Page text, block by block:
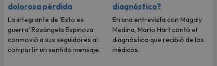
dolorosa pérdida
La integrante de 'Esto es
guerra' Rosángela Espinoza
conmovió a sus seguidores al
compartir un sentido mensaje.
diagnóstico?
En una entrevista con Magaly
Medina, Mario Hart contó el
diagnóstico que recibió de los
médicos.